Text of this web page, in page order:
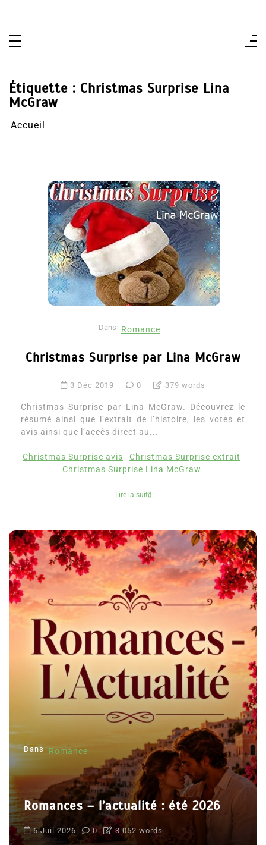
Étiquette : Christmas Surprise Lina
McGraw
Accueil
Dans Romance
Christmas Surprise par Lina McGraw
3 Déc 2019 0 379 words
Christmas Surprise par Lina McGraw. Découvrez le
résumé ainsi que l’extrait de l’histoire, les votes et
avis ainsi que l’accès direct au...
Christmas Surprise avis
Christmas Surprise extrait
Christmas Surprise Lina McGraw
Lire la suite
Dans Romance
Romances – l’actualité : été 2026
6 Juil 2026 0 3 052 words